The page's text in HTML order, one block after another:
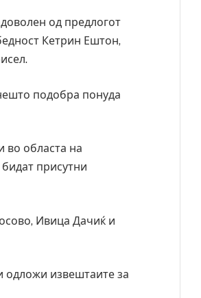
од предлогот
Кетрин Ештон,
подобра понуда
во областа на
присутни
Ивица Дачиќ и
одложи извештаите за